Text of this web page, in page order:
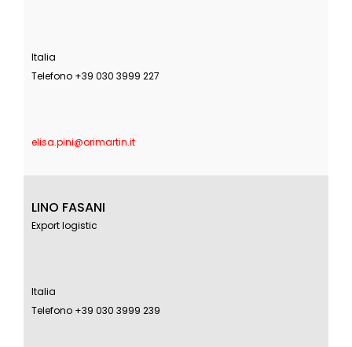
Italia
Telefono +39 030 3999 227
elisa.pini@orimartin.it
LINO FASANI
Export logistic
Italia
Telefono +39 030 3999 239